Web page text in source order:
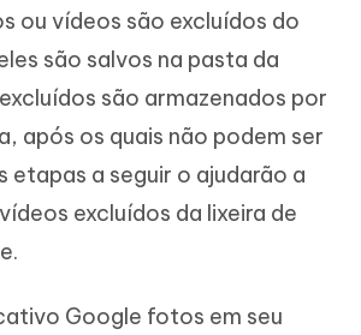
ou vídeos são excluídos do
são salvos na pasta da
são armazenados por
após os quais não podem ser
etapas a seguir o ajudarão a
excluídos da lixeira de
Google fotos em seu